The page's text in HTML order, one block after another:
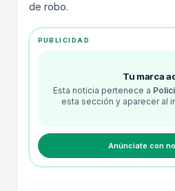
de robo.
PUBLICIDAD
Tu marca
Esta noticia pertenece a
esta sección y aparecer al
Anúnciate con